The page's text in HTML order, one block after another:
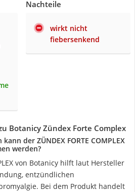
Nachteile
wirkt nicht
fiebersenkend
Botanicy Zündex Forte Complex
der ZÜNDEX FORTE COMPLEX
werden?
von Botanicy hilft laut Hersteller
entzündlichen
Bei dem Produkt handelt